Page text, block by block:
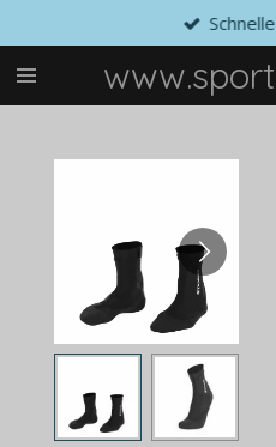
Hauptinhalt
springen